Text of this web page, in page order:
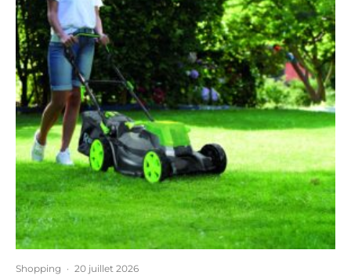
Shopping · 20 juillet 2026